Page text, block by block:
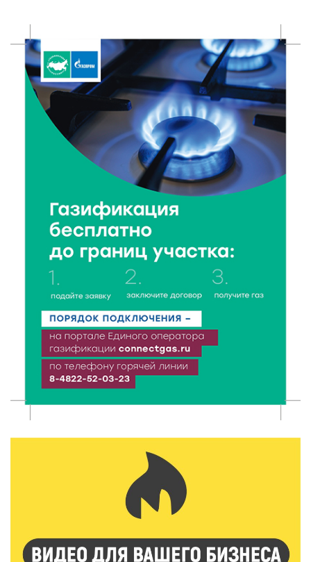
День рождения Светофора: в детском саду № 6
прошел необычный урок безопасности
6 Авг 2026 16:41 286
В Твери пройдёт дополнительный день приёма в
колледжи
186
Исследование: ежемесячная смена категорий
кешбэка создает волны спроса
6 Авг 2026 16:28 286
Тверские «Романтики» покорили Витебск своей
хореографией
6 Авг 2026 16:08 342
Виталий Королев наградил строителей и
анонсировал новые проекты
6 Авг 2026 16:02 126
Калининские футболисты представят Тверскую
область на всероссийском марафоне «Земля
6 Авг 2026 15:48 396